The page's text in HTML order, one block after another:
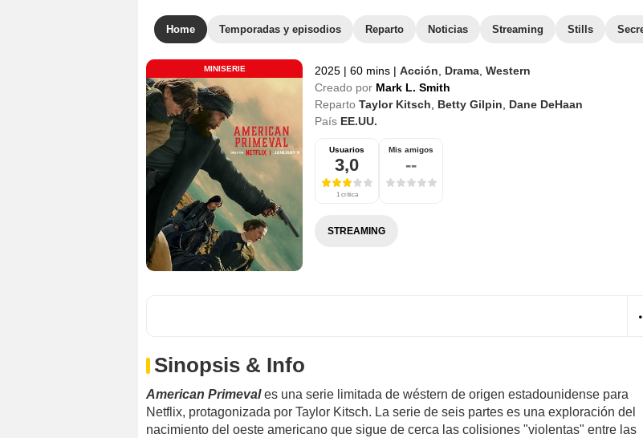
Home Temporadas y episodios Reparto Noticias Streaming Stills
MINISERIE 2025 | 60 mins | Acción Drama Western
Creado por Mark L. Smith
Reparto Taylor Kitsch Betty Gilpin
Dane DeHaan
País EE.UU.
Usuarios
3,0
1 crítica
Mis amigos
--
STREAMING
Sinopsis & Info
American Primevales una serie limitada de wéstern de origen estadounidense para
Netflix, protagonizada por Taylor Kitsch. La serie de seis partes es una exploración del
nacimiento del oeste americano que sigue de cerca las colisiones "violentas" entre las